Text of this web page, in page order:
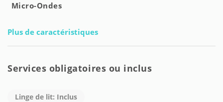
Micro-Ondes
Plus de caractéristiques
Services obligatoires ou inclus
Linge de lit: Inclus